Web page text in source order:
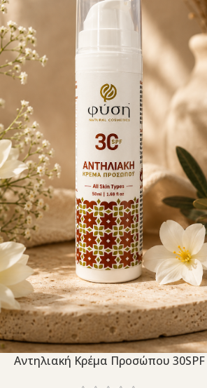
Aντηλιακή Κρέμα Προσώπου 30SPF